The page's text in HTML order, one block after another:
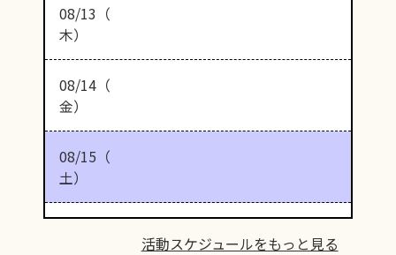
08/13（
木）
08/14（
金）
08/15（
土）
活動スケジュールをもっと見る